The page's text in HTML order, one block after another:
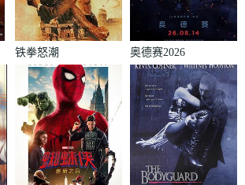
铁拳怒潮 奥德赛2026